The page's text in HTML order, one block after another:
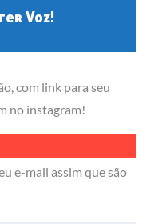
Voz!
com link para seu
no instagram!
e-mail assim que são